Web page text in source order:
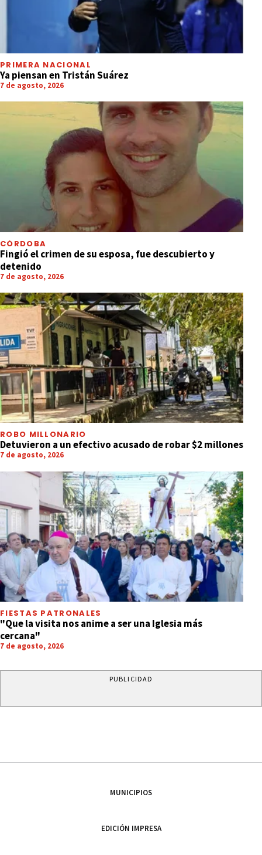
PRIMERA NACIONAL
Ya piensan en Tristán Suárez
7 de agosto, 2026
CÓRDOBA
Fingió el crimen de su esposa, fue descubierto y
detenido
7 de agosto, 2026
ROBO MILLONARIO
Detuvieron a un efectivo acusado de robar $2 millones
7 de agosto, 2026
FIESTAS PATRONALES
"Que la visita nos anime a ser una Iglesia más
cercana"
7 de agosto, 2026
PUBLICIDAD
MUNICIPIOS
EDICIÓN IMPRESA